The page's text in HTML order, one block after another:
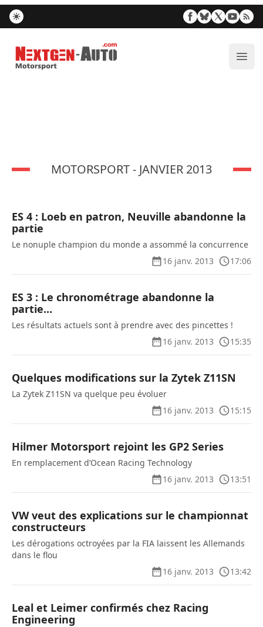
Nextgen-Auto.com
MOTORSPORT - JANVIER 2013
ES 4 : Loeb en patron, Neuville abandonne la
partie
Le nonuple champion du monde a assommé la concurrence
16 janv. 2013
17:06
ES 3 : Le chronométrage abandonne la
partie...
Les résultats actuels sont à prendre avec des pincettes !
16 janv. 2013
15:35
Quelques modifications sur la Zytek Z11SN
La Zytek Z11SN va quelque peu évoluer
16 janv. 2013
15:15
Hilmer Motorsport rejoint les GP2 Series
En remplacement d’Ocean Racing Technology
16 janv. 2013
13:51
VW veut des explications sur le championnat
constructeurs
Les dérogations octroyées par la FIA laissent les Allemands
dans le flou
16 janv. 2013
13:42
Leal et Leimer confirmés chez Racing
Engineering